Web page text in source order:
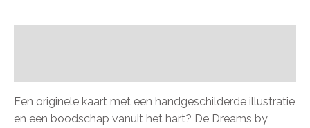
Een originele kaart met een handgeschilderde illustratie
en een boodschap vanuit het hart? De Dreams by